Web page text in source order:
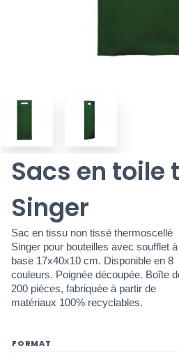
Sacs en toile
Singer
Sac en tissu non tissé thermoscellé
Singer pour bouteilles avec soufflet
base 17x40x10 cm. Disponible en 8
couleurs. Poignée découpée. Boîte
200 pièces, fabriquée à partir de
matériaux 100% recyclables.
FORMAT